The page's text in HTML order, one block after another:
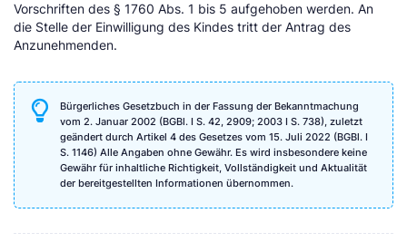
Vorschriften des § 1760 Abs. 1 bis 5 aufgehoben werden. An
die Stelle der Einwilligung des Kindes tritt der Antrag des
Anzunehmenden.
Bürgerliches Gesetzbuch in der Fassung der Bekanntmachung
vom 2. Januar 2002 (BGBl. I S. 42, 2909; 2003 I S. 738), zuletzt
geändert durch Artikel 4 des Gesetzes vom 15. Juli 2022 (BGBl. I
S. 1146) Alle Angaben ohne Gewähr. Es wird insbesondere keine
Gewähr für inhaltliche Richtigkeit, Vollständigkeit und Aktualität
der bereitgestellten Informationen übernommen.